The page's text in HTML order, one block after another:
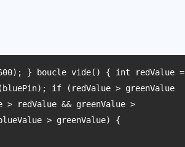
} boucle vide() { int redValue =
if (redValue > greenValue
&& greenValue >
> greenValue) {